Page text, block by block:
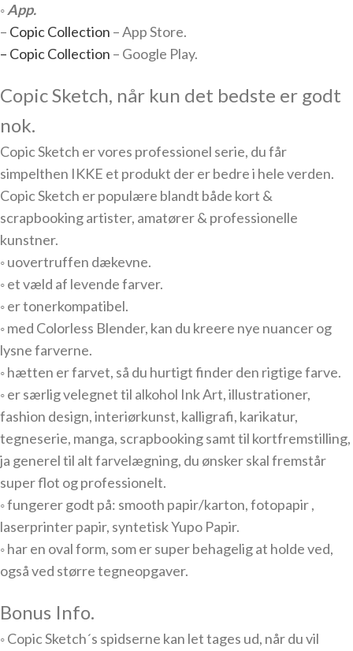
◦App.
– Copic Collection – App Store.
– Copic Collection – Google Play.
Copic Sketch, når kun det bedste er godt
nok.
Copic Sketch er vores professionel serie, du får
simpelthen IKKE et produkt der er bedre i hele verden.
Copic Sketch er populære blandt både kort &
scrapbooking artister, amatører & professionelle
kunstner.
◦ uovertruffen dækevne.
◦ et væld af levende farver.
◦ er tonerkompatibel.
◦ med Colorless Blender, kan du kreere nye nuancer og
lysne farverne.
◦ hætten er farvet, så du hurtigt finder den rigtige farve.
◦ er særlig velegnet til alkohol Ink Art, illustrationer,
fashion design, interiørkunst, kalligrafi, karikatur,
tegneserie, manga, scrapbooking samt til kortfremstilling,
ja generel til alt farvelægning, du ønsker skal fremstår
super flot og professionelt.
◦ fungerer godt på: smooth papir/karton, fotopapir ,
laserprinter papir, syntetisk Yupo Papir.
◦ har en oval form, som er super behagelig at holde ved,
også ved større tegneopgaver.
Bonus Info.
◦ Copic Sketch´s spidserne kan let tages ud, når du vil